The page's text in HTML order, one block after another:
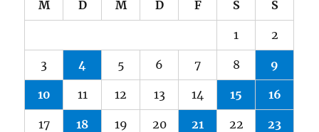
M D M D F S S
1 2
3 4 5 6 7 8 9
10 11 12 13 14 15 16
17 18 19 20 21 22 23